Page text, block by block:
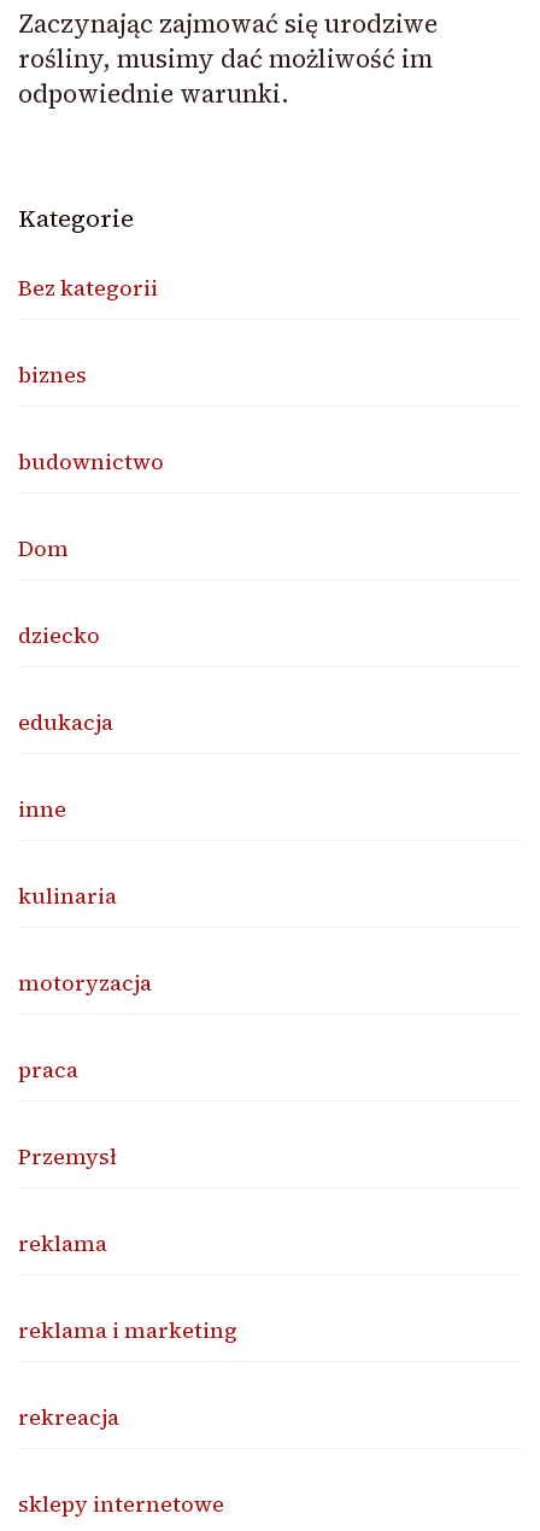
Zaczynając zajmować się urodziwe
rośliny, musimy dać możliwość im
odpowiednie warunki.
Kategorie
Bez kategorii
biznes
budownictwo
Dom
dziecko
edukacja
inne
kulinaria
motoryzacja
praca
Przemysł
reklama
reklama i marketing
rekreacja
sklepy internetowe